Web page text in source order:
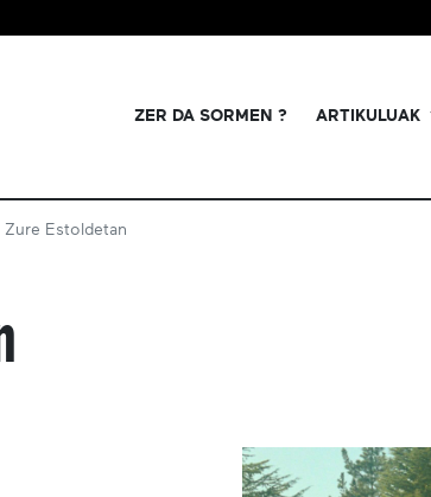
ZER DA SORMEN ? ARTIKULUAK
Zure Estoldetan